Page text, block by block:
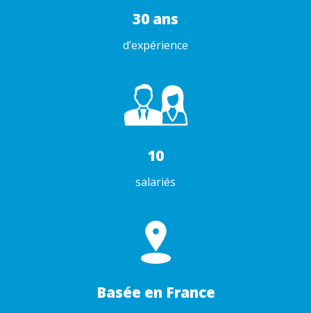
30 ans
d’expérience
10
salariés
Basée en France